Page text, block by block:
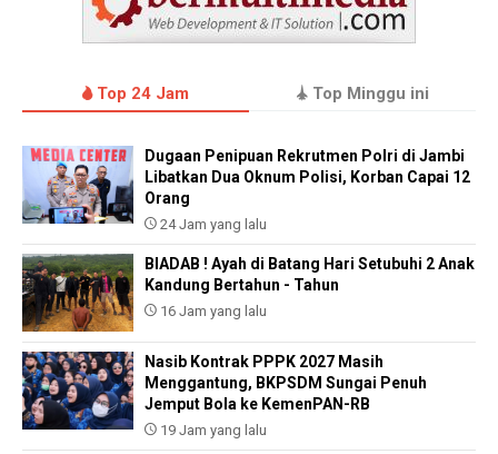
Top 24 Jam Top Minggu ini
Dugaan Penipuan Rekrutmen Polri di Jambi
Libatkan Dua Oknum Polisi, Korban Capai 12
Orang
24 Jam yang lalu
BIADAB ! Ayah di Batang Hari Setubuhi 2 Anak
Kandung Bertahun - Tahun
16 Jam yang lalu
Nasib Kontrak PPPK 2027 Masih
Menggantung, BKPSDM Sungai Penuh
Jemput Bola ke KemenPAN-RB
19 Jam yang lalu